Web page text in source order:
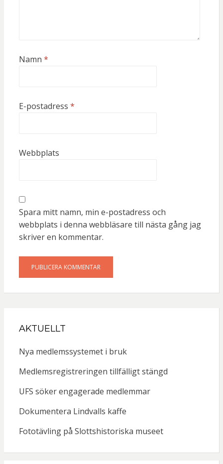
Namn *
E-postadress *
Webbplats
Spara mitt namn, min e-postadress och
webbplats i denna webbläsare till nästa gång jag
skriver en kommentar.
AKTUELLT
Nya medlemssystemet i bruk
Medlemsregistreringen tillfälligt stängd
UFS söker engagerade medlemmar
Dokumentera Lindvalls kaffe
Fototävling på Slottshistoriska museet